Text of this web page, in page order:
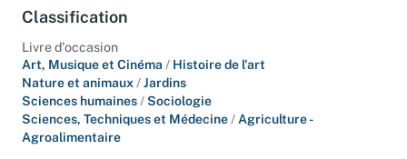
Classification
Livre d'occasion
Art, Musique et Cinéma/Histoire de l'art
Nature et animaux /Jardins
Sciences humaines /Sociologie
Sciences, Techniques et Médecine